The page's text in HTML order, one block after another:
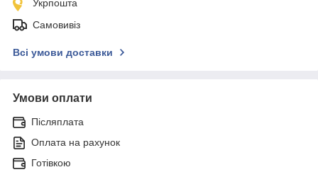
Укрпошта
Самовивіз
Всі умови доставки
Умови оплати
Післяплата
Оплата на рахунок
Готівкою